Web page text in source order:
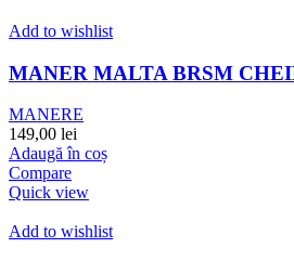
Add to wishlist
MANER MALTA BRSM
MANERE
149,00 lei
Adaugă în coș
Compare
Quick view
Add to wishlist